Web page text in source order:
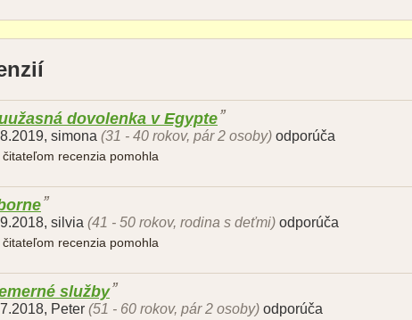
dovolenka v Egypte
, simona (31 - 40 rokov, pár 2 osoby) odporúča
čitateľom recenzia pomohla
, silvia (41 - 50 rokov, rodina s deťmi) odporúča
čitateľom recenzia pomohla
služby
, Peter (51 - 60 rokov, pár 2 osoby) odporúča